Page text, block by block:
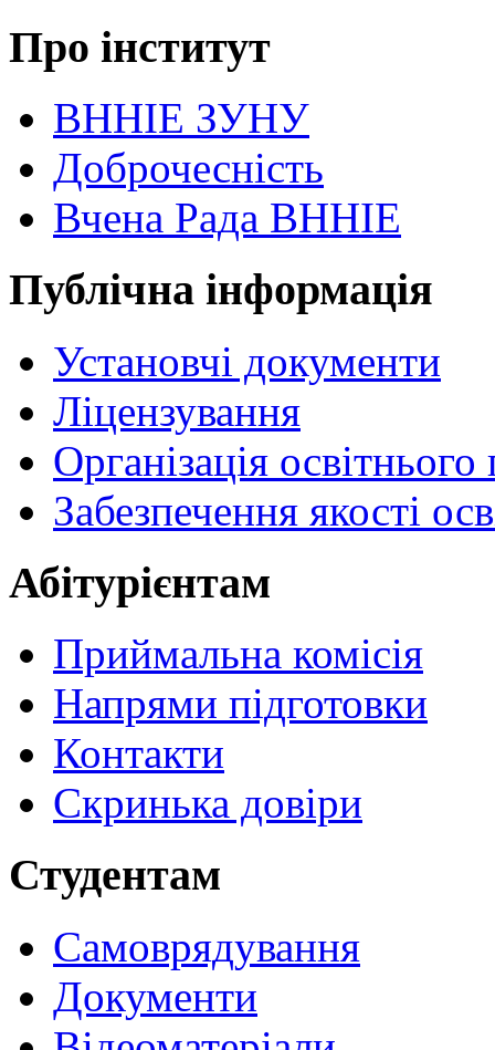
Про інститут
ВННІЕ ЗУНУ
Доброчесність
Вчена Рада ВННІЕ
Публічна інформація
Установчі документи
Ліцензування
Організація
Забезпечення якості
Абітурієнтам
Приймальна комісія
Напрями підготовки
Контакти
Скринька довіри
Студентам
Самоврядування
Документи